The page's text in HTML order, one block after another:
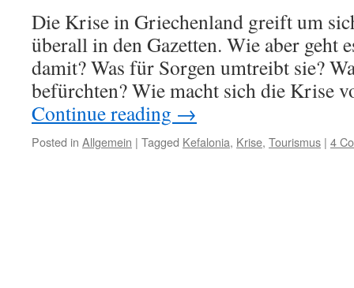
Die Krise in Griechenland greift um
überall in den Gazetten. Wie aber geht
damit? Was für Sorgen umtreibt sie?
befürchten? Wie macht sich die Krise
Continue reading →
Posted in Allgemein | Tagged Kefalonia, Krise, Tourismus | 4